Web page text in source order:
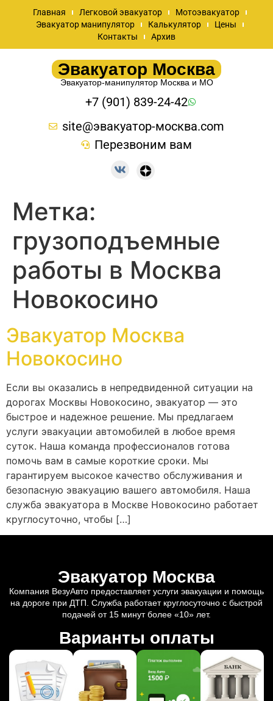
Главная Легковой эвакуатор
Мотоэвакуатор
Эвакуатор манипулятор
Калькулятор
Цены
Контакты
Архив
Эвакуатор Москва
Эвакуатор-манипулятор Москва и МО
+7 (901) 839-24-42
site@эвакуатор-москва.com
Перезвоним вам
Метка:
грузоподъемные
работы в Москва
Новокосино
Эвакуатор Москва
Новокосино
Если вы оказались в непредвиденной ситуации на
дорогах Москвы Новокосино, эвакуатор — это
быстрое и надежное решение. Мы предлагаем
услуги эвакуации автомобилей в любое время
суток. Наша команда профессионалов готова
помочь вам в самые короткие сроки. Мы
гарантируем высокое качество обслуживания и
безопасную эвакуацию вашего автомобиля. Наша
служба эвакуатора в Москве Новокосино работает
круглосуточно, чтобы […]
Эвакуатор Москва
Компания ВезуАвто предоставляет услуги эвакуации и помощь
на дороге при ДТП. Служба работает круглосуточно с быстрой
подачей от 15 минут более «10» лет.
Варианты оплаты